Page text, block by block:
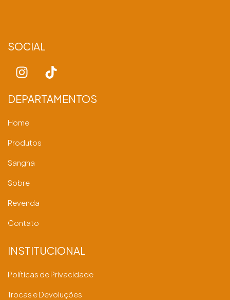
SOCIAL
DEPARTAMENTOS
Home
Produtos
Sangha
Sobre
Revenda
Contato
INSTITUCIONAL
Políticas de Privacidade
Trocas e Devoluções